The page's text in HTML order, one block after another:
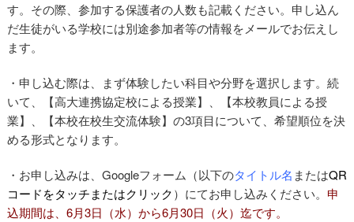
す。その際、参加する保護者の人数も記載ください。申し込ん
だ生徒がいる学校には別途参加者等の情報をメールでお伝えし
ます。
・申し込む際は、まず体験したい科目や分野を選択します。続
いて、【高大連携協定校による授業】、【本校教員による授
業】、【本校在校生交流体験】の3項目について、希望順位を決
める形式となります。
・お申し込みは、Googleフォーム（以下のタイトル名 またはQR
コードをタッチまたはクリック）にてお申し込みください。 申
込期間は、6月3日（水）から6月30日（火）迄です。